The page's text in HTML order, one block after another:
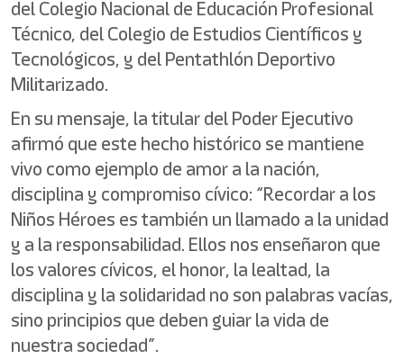
del Colegio Nacional de Educación Profesional
Técnico, del Colegio de Estudios Científicos y
Tecnológicos, y del Pentathlón Deportivo
Militarizado.
En su mensaje, la titular del Poder Ejecutivo
afirmó que este hecho histórico se mantiene
vivo como ejemplo de amor a la nación,
disciplina y compromiso cívico: “Recordar a los
Niños Héroes es también un llamado a la unidad
y a la responsabilidad. Ellos nos enseñaron que
los valores cívicos, el honor, la lealtad, la
disciplina y la solidaridad no son palabras vacías,
sino principios que deben guiar la vida de
nuestra sociedad”.